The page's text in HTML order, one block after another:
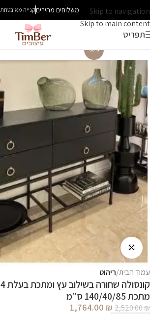
Skip to navigation
Skip to main content
משלוחים מהיריםקנייה מאובטחת
תפריט
עמוד הבית ריהוט
מתכת 140/40/85 ס”מ
2,520.00₪
1,764.00 ₪
-30%
לחץ להגדלה